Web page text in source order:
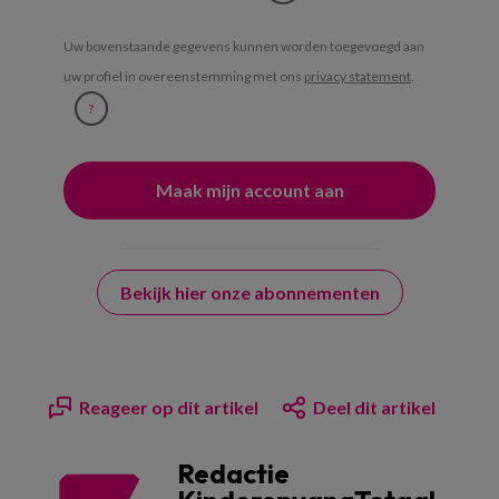
Uw bovenstaande gegevens kunnen worden toegevoegd aan
uw profiel in overeenstemming met ons privacy statement.
?
Bekijk hier onze abonnementen
Reageer op dit artikel Deel dit artikel
Redactie